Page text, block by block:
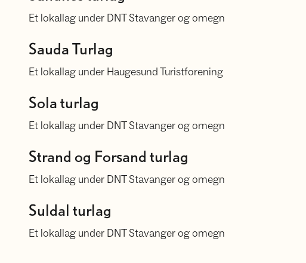
Et lokallag under DNT Stavanger og omegn
Sauda Turlag
Sauda Turlag
Et lokallag under Haugesund Turistforening
Sola turlag
Sola turlag
Et lokallag under DNT Stavanger og omegn
Strand og Forsand turlag
Strand og Forsand turlag
Et lokallag under DNT Stavanger og omegn
Suldal turlag
Suldal turlag
Et lokallag under DNT Stavanger og omegn